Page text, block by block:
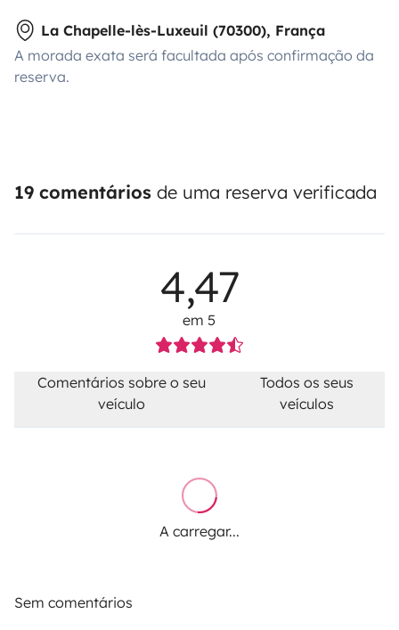
La Chapelle-lès-Luxeuil (70300), França
A morada exata será facultada após confirmação da
reserva.
19 comentários de uma reserva verificada
4,47
em 5
Comentários sobre o seu
veículo
Todos os seus
veículos
A carregar...
Sem comentários